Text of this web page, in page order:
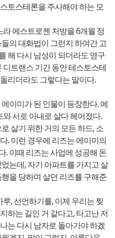
토스테론을 주사해야 하는 모
에스트로젠 처방을 6개월 정
의 대화법이 그런지 하여간 고
해 다시 남성이 되더라도 영구
트랜스 기간 동안 테스토스테
리더라도 그렇다는 말이다.
이미가 된 인물이 등장한다. 에
서로 아내로 살다 헤어졌다.
살기 위한 거의 모든 하드, 소
. 이런 경우에 리즈는 에이미의
. 이때 리즈는 사업에 성공해 돈
는데, 자기 아파트를 가지고 살
을 당하며 살던 리즈를 구해준
, 선언하기를, 이제 우리는 찢
하는 길인 거 같다고, 타고난 저
는 다시 남자로 돌아가야 하겠